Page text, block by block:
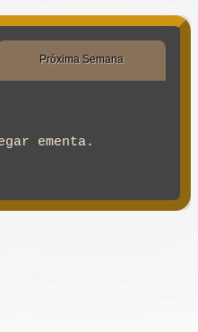
Próxima Semana
ementa.